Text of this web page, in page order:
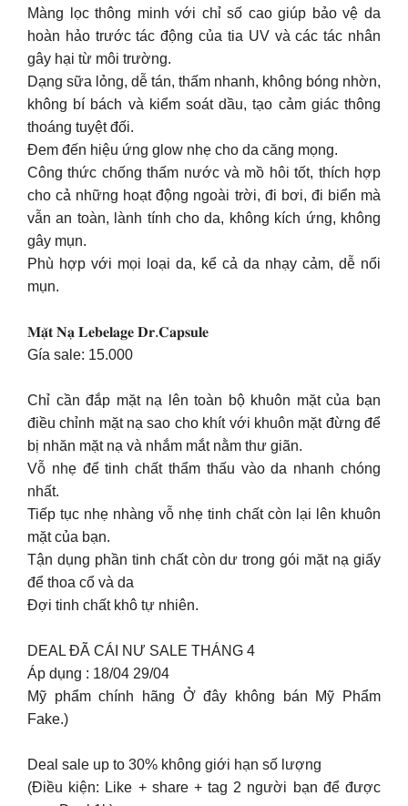
Màng lọc thông minh với chỉ số cao giúp bảo vệ da
hoàn hảo trước tác động của tia UV và các tác nhân
gây hại từ môi trường.
Dạng sữa lỏng, dễ tán, thấm nhanh, không bóng nhờn,
không bí bách và kiểm soát dầu, tạo cảm giác thông
thoáng tuyệt đối.
Đem đến hiệu ứng glow nhẹ cho da căng mọng.
Công thức chống thấm nước và mồ hôi tốt, thích hợp
cho cả những hoạt động ngoài trời, đi bơi, đi biển mà
vẫn an toàn, lành tính cho da, không kích ứng, không
gây mụn.
Phù hợp với mọi loại da, kể cả da nhạy cảm, dễ nổi
mụn.
𝐌𝐚̣̆𝐭 𝐍𝐚̣ 𝐋𝐞𝐛𝐞𝐥𝐚𝐠𝐞 𝐃𝐫.𝐂𝐚𝐩𝐬𝐮𝐥𝐞
Gía sale: 15.000
Chỉ cần đắp mặt nạ lên toàn bộ khuôn mặt của bạn
điều chỉnh mặt nạ sao cho khít với khuôn mặt đừng để
bị nhăn mặt nạ và nhắm mắt nằm thư giãn.
Vỗ nhẹ để tinh chất thẩm thấu vào da nhanh chóng
nhất.
Tiếp tục nhẹ nhàng vỗ nhẹ tinh chất còn lại lên khuôn
mặt của bạn.
Tận dụng phần tinh chất còn dư trong gói mặt nạ giấy
để thoa cổ và da
Đợi tinh chất khô tự nhiên.
DEAL ĐÃ CÁI NƯ SALE THÁNG 4
Áp dụng : 18/04 29/04
Mỹ phẩm chính hãng Ở đây không bán Mỹ Phẩm
Fake.)
Deal sale up to 30% không giới hạn số lượng
(Điều kiện: Like + share + tag 2 người bạn để được